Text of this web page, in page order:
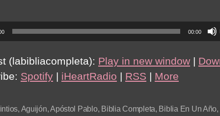
00:00
(labibliacompleta): Play in new window |
Spotify | iHeartRadio | RSS | More
, Aguijón,Apóstol Pablo, Biblia Completa, Biblia En Un Año,